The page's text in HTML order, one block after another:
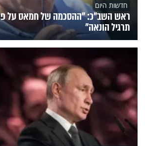
חדשות היום
ראש השב"כ: "ההסכמה של חמאס על
תרגיל הונאה"